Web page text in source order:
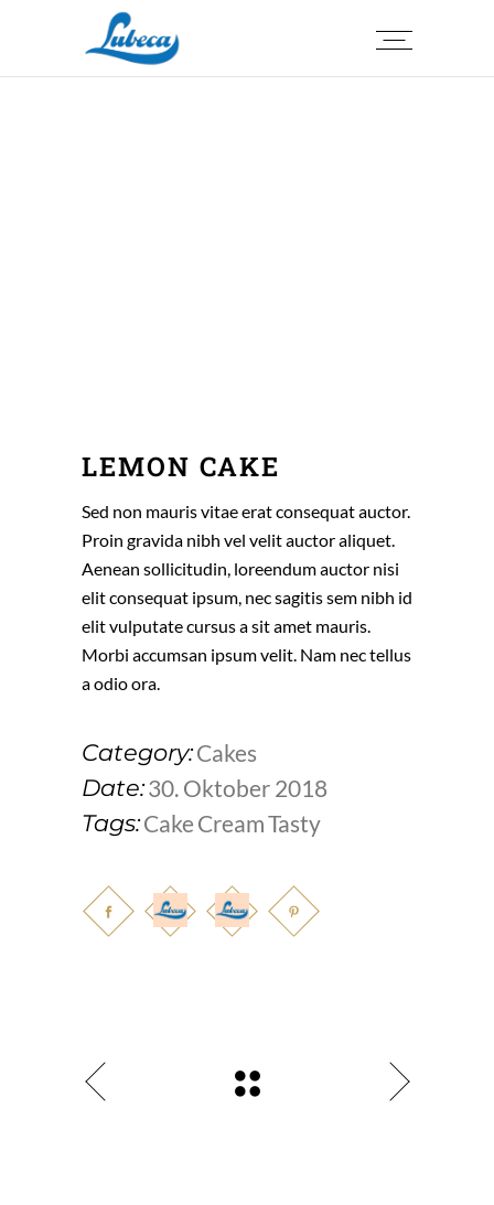
LEMON CAKE
Sed non mauris vitae erat consequat auctor.
Proin gravida nibh vel velit auctor aliquet.
Aenean sollicitudin, loreendum auctor nisi
elit consequat ipsum, nec sagitis sem nibh id
elit vulputate cursus a sit amet mauris.
Morbi accumsan ipsum velit. Nam nec tellus
a odio ora.
Category:Cakes
Date:30. Oktober 2018
Tags:Cake CreamTasty